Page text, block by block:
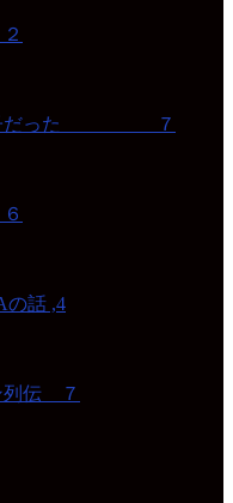
っ子だった ７
の話 ,4
列伝 ７